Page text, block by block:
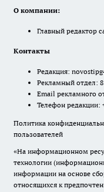
О компании:
Главный редактор
Контакты
Редакция:
Рекламный отдел: 8
Email рекламного
Телефон редакции:
Политика
пользователей
«На информационном
технологии
информации на основе
относящихся к